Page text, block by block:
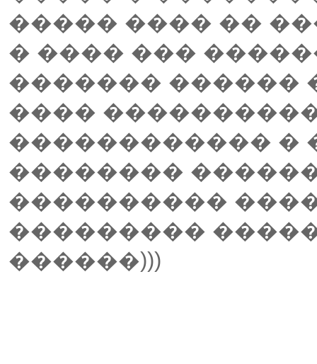
����� ���� ��
� ���� ���
������� ������
����
������������ �
��������
����������
���������
������)))